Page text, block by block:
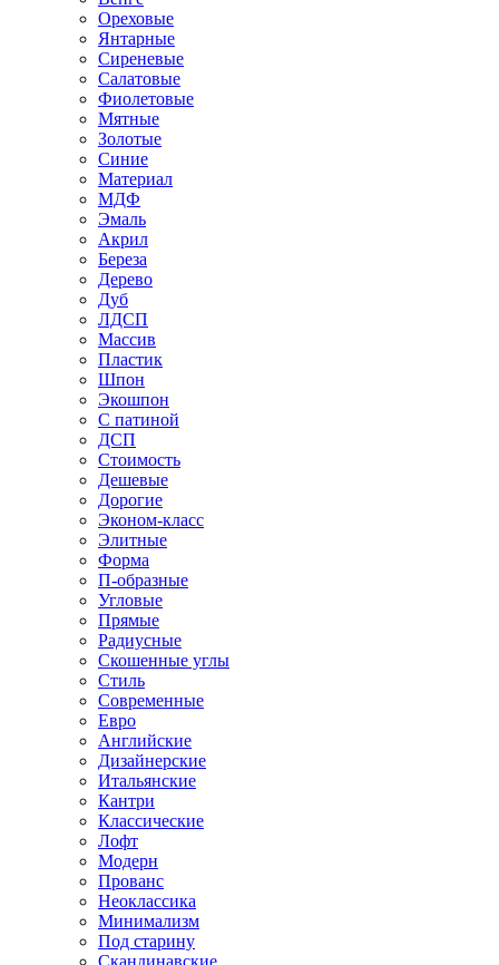
Ореховые
Янтарные
Сиреневые
Салатовые
Фиолетовые
Мятные
Золотые
Синие
Материал
МДФ
Эмаль
Акрил
Береза
Дерево
Дуб
ЛДСП
Массив
Пластик
Шпон
Экошпон
С патиной
ДСП
Стоимость
Дешевые
Дорогие
Эконом-класс
Элитные
Форма
П-образные
Угловые
Прямые
Радиусные
Скошенные углы
Стиль
Современные
Евро
Английские
Дизайнерские
Итальянские
Кантри
Классические
Лофт
Модерн
Прованс
Неоклассика
Минимализм
Под старину
Скандинавские